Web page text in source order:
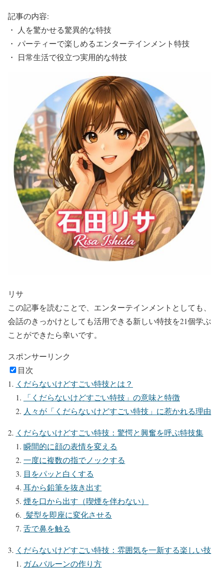
記事の内容:
・ 人を驚かせる驚異的な特技
・ パーティーで楽しめるエンターテインメント特技
・ 日常生活で役立つ実用的な特技
リサ
この記事を読むことで、エンターテインメントとしても、
会話のきっかけとしても活用できる新しい特技を21個学ぶ
ことができたら幸いです。
スポンサーリンク
目次
くだらないけどすごい特技とは？
「くだらないけどすごい特技」の意味と特徴
人々が「くだらないけどすごい特技」に惹かれる理由
くだらないけどすごい特技：驚愕と興奮を呼ぶ特技集
瞬間的に顔の表情を変える
一度に複数の指でノックする
目をパッと白くする
耳から鉛筆を抜き出す
煙を口から出す（喫煙を伴わない）
髪型を即座に変化させる
舌で鼻を触る
くだらないけどすごい特技：雰囲気を一新する楽しい技
ガムバルーンの作り方